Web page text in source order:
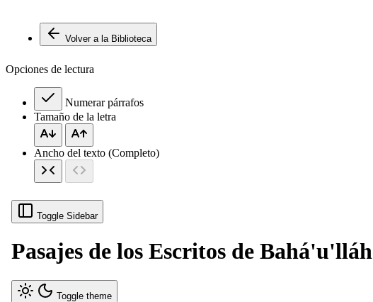
Volver a la Biblioteca
Opciones de lectura
Numerar párrafos
Tamaño de la letra
Ancho del texto (Completo)
Toggle Sidebar
Pasajes de los Escritos de Bahá'u'lláh
Toggle theme